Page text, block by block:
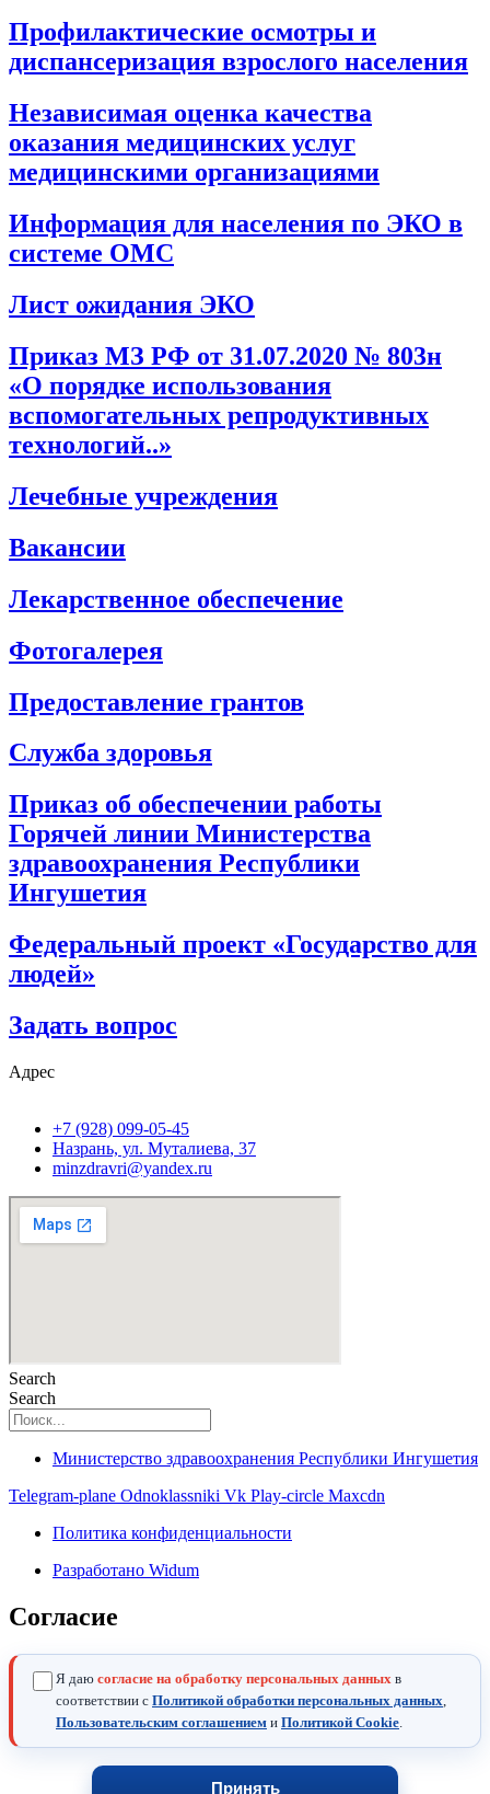
Профилактические осмотры и
диспансеризация взрослого населения
Независимая оценка качества
оказания медицинских услуг
медицинскими организациями
Информация для населения по ЭКО в
системе ОМС
Лист ожидания ЭКО
Приказ МЗ РФ от 31.07.2020 № 803н
«О порядке использования
вспомогательных репродуктивных
технологий..»
Лечебные учреждения
Вакансии
Лекарственное обеспечение
Фотогалерея
Предоставление грантов
Служба здоровья
Приказ об обеспечении работы
Горячей линии Министерства
здравоохранения Республики
Ингушетия
Федеральный проект «Государство для
людей»
Задать вопрос
Адрес
+7 (928) 099-05-45
Назрань, ул. Муталиева, 37
minzdravri@yandex.ru
Search
Search
Министерство здравоохранения Республики Ингушетия
Telegram-plane Odnoklassniki Vk Play-circle Maxcdn
Политика конфиденциальности
Разработано Widum
Согласие
Я даю согласие на обработку персональных данных в
соответствии с Политикой обработки персональных данных
Пользовательским соглашением и Политикой Cookie
Принять